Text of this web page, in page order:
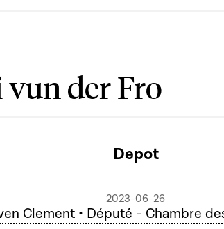
vun der Fro
Depot
2023-06-26
Clement • Député - Chambre